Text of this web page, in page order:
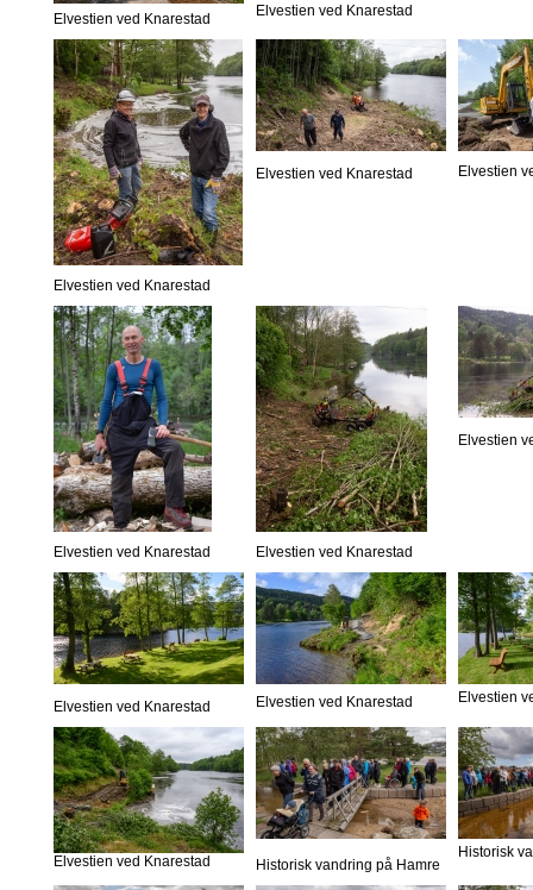
Elvestien ved Knarestad Elvestien ved Knarestad
Elvestien ved Knarestad
Elvestien ved Knarestad Elvestien
Elvestien ved Knarestad Elvestien ved Knarestad
Elvestien
Elvestien ved Knarestad Elvestien ved Knarestad Elvestien
Elvestien ved Knarestad Historisk vandring på Hamre
Historisk